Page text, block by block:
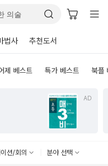
법사 추천도서
제 베스트 특가 베스트 북플
AD
션/회의 분야 선택